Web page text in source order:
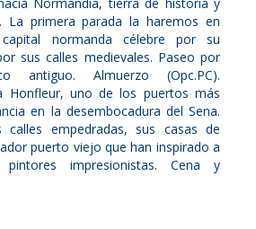
La primera parada la haremos en
normanda célebre por su
sus calles medievales. Paseo por
antiguo. Almuerzo (Opc.PC).
Honfleur, uno de los puertos más
en la desembocadura del Sena.
calles empedradas, sus casas de
puerto viejo que han inspirado a
pintores impresionistas. Cena y